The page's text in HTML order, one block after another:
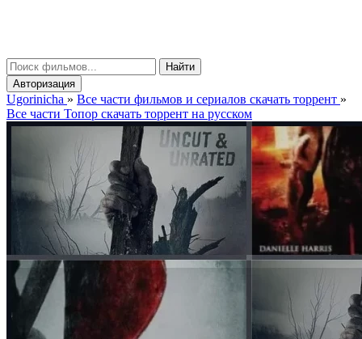
Найти
Авторизация
Ugorinicha » Все части фильмов и сериалов скачать торрент »
Все части Топор скачать торрент на русском